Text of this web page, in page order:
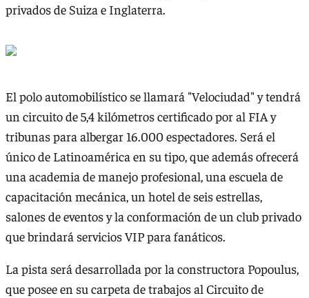
privados de Suiza e Inglaterra.
El polo automobilístico se llamará "Velociudad" y tendrá
un circuito de 5,4 kilómetros certificado por al FIA y
tribunas para albergar 16.000 espectadores. Será el
único de Latinoamérica en su tipo, que además ofrecerá
una academia de manejo profesional, una escuela de
capacitación mecánica, un hotel de seis estrellas,
salones de eventos y la conformación de un club privado
que brindará servicios VIP para fanáticos.
La pista será desarrollada por la constructora Popoulus,
que posee en su carpeta de trabajos al Circuito de